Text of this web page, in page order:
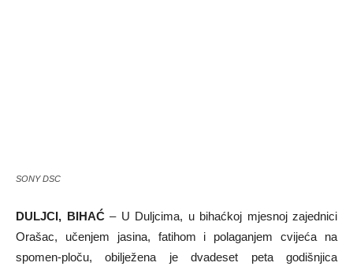
SONY DSC
DULJCI, BIHAĆ– U Duljcima, u bihaćkoj mjesnoj zajednici
Orašac, učenjem jasina, fatihom i polaganjem cvijeća na
spomen-ploču, obilježena je dvadeset peta godišnjica